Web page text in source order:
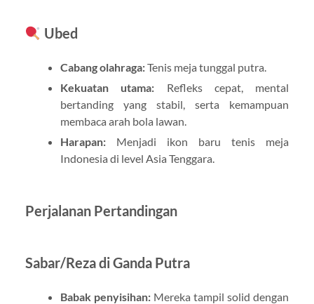
Ubed
Cabang olahraga:Tenis meja tunggal putra.
Kekuatan utama: Refleks cepat, mental
bertanding yang stabil, serta kemampuan
membaca arah bola lawan.
Harapan:Menjadi ikon baru tenis meja
Indonesia di level Asia Tenggara.
Perjalanan Pertandingan
Sabar/Reza di Ganda Putra
Babak penyisihan:Mereka tampil solid dengan